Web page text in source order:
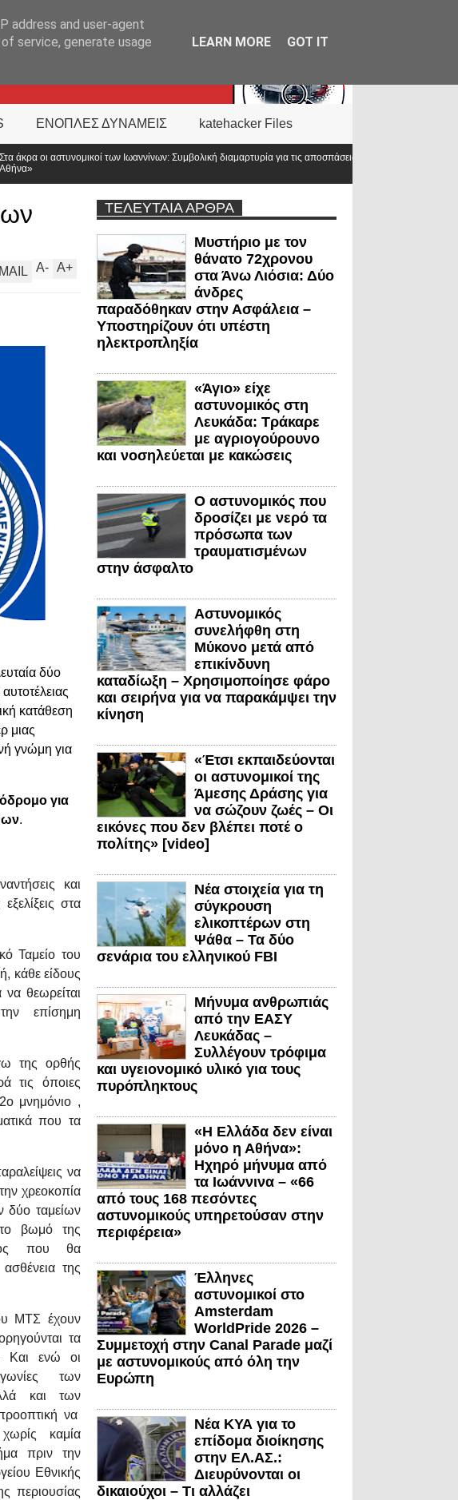
ΕΝΟΠΛΕΣ ΔΥΝΑΜΕΙΣ katehacker Files
Συμβολική διαμαρτυρία για τις αποσπάσεις – «Η Ελλάδα δεν είναι μόνο η
A+
A-
δύο
κατάθεση
μιας
γνώμη για
για
.
και
στα
Ταμείο του
κάθε είδους
θεωρείται
επίσημη
της ορθής
τις όποιες
μνημόνιο ,
που τα
να
χρεοκοπία
δύο ταμείων
βωμό της
που θα
της
ΜΤΣ έχουν
τα
Και ενώ οι
των
και των
να
καμία
πριν την
Εθνικής
περιουσίας
ΤΕΛΕΥΤΑΙΑ ΑΡΘΡΑ
Μυστήριο με τον
θάνατο 72χρονου
στα Άνω Λιόσια: Δύο
άνδρες
παραδόθηκαν στην Ασφάλεια –
Υποστηρίζουν ότι υπέστη
ηλεκτροπληξία
«Άγιο» είχε
αστυνομικός στη
Λευκάδα: Τράκαρε
με αγριογούρουνο
και νοσηλεύεται με κακώσεις
Ο αστυνομικός που
δροσίζει με νερό τα
πρόσωπα των
τραυματισμένων
στην άσφαλτο
Αστυνομικός
συνελήφθη στη
Μύκονο μετά από
επικίνδυνη
καταδίωξη – Χρησιμοποίησε φάρο
και σειρήνα για να παρακάμψει την
κίνηση
«Έτσι εκπαιδεύονται
οι αστυνομικοί της
Άμεσης Δράσης για
να σώζουν ζωές – Οι
εικόνες που δεν βλέπει ποτέ ο
πολίτης» [video]
Νέα στοιχεία για τη
σύγκρουση
ελικοπτέρων στη
Ψάθα – Τα δύο
σενάρια του ελληνικού FBI
Μήνυμα ανθρωπιάς
από την ΕΑΣΥ
Λευκάδας –
Συλλέγουν τρόφιμα
και υγειονομικό υλικό για τους
πυρόπληκτους
«Η Ελλάδα δεν είναι
μόνο η Αθήνα»:
Ηχηρό μήνυμα από
τα Ιωάννινα – «66
από τους 168 πεσόντες
αστυνομικούς υπηρετούσαν στην
περιφέρεια»
Έλληνες
αστυνομικοί στο
Amsterdam
WorldPride 2026 –
Συμμετοχή στην Canal Parade μαζί
με αστυνομικούς από όλη την
Ευρώπη
Νέα ΚΥΑ για το
επίδομα διοίκησης
στην ΕΛ.ΑΣ.:
Διευρύνονται οι
δικαιούχοι – Τι αλλάζει
address and user-agent
service, generate usage
LEARN MORE GOT IT